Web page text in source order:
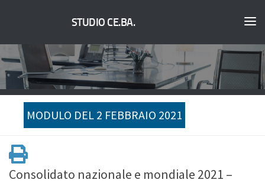
STUDIO CE.BA.
MODULO DEL 2 FEBBRAIO 2021
Consolidato nazionale e mondiale 2021 –